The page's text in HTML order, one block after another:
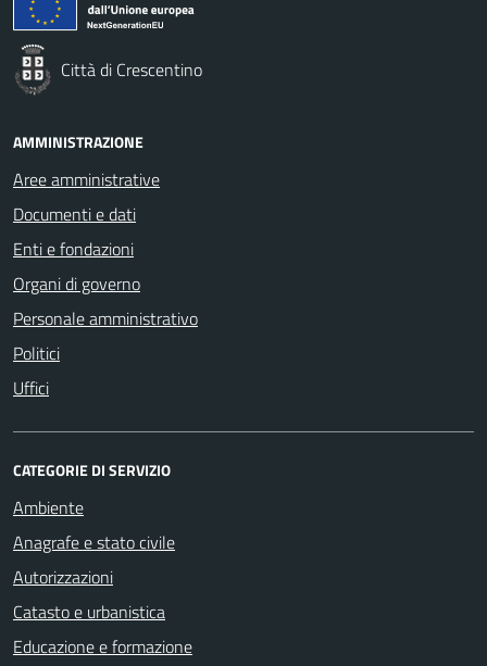
Città di Crescentino
AMMINISTRAZIONE
Aree amministrative
Documenti e dati
Enti e fondazioni
Organi di governo
Personale amministrativo
Politici
Uffici
CATEGORIE DI SERVIZIO
Ambiente
Anagrafe e stato civile
Autorizzazioni
Catasto e urbanistica
Educazione e formazione